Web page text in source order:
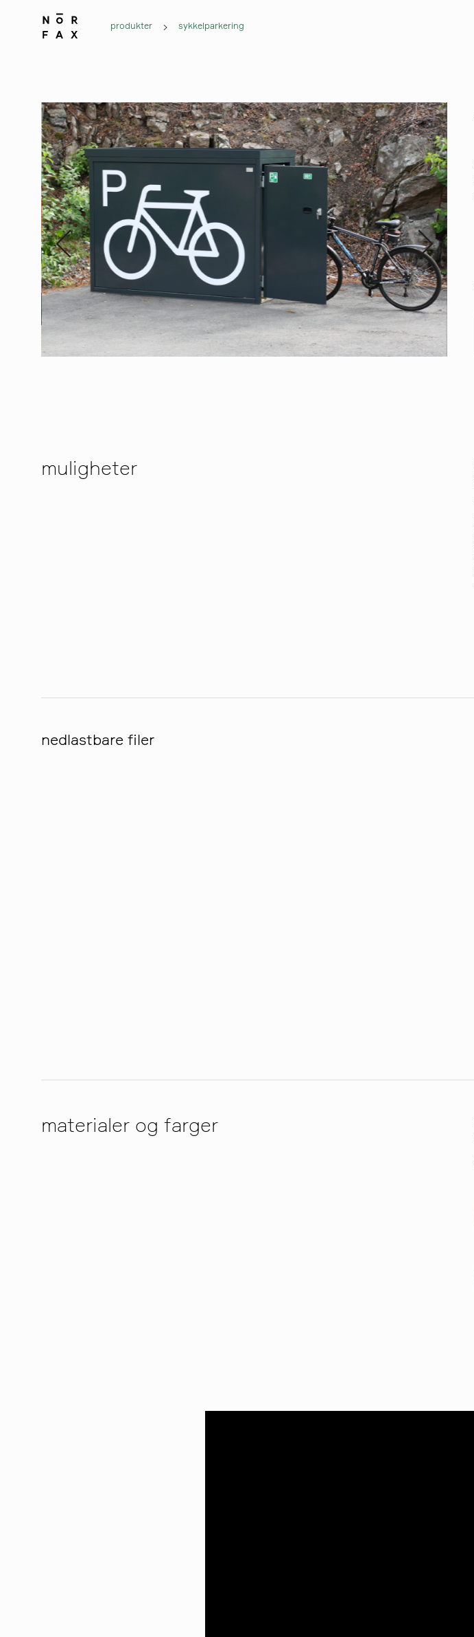
produkter sykkelparkering
muligheter
nedlastbare filer
materialer og farger